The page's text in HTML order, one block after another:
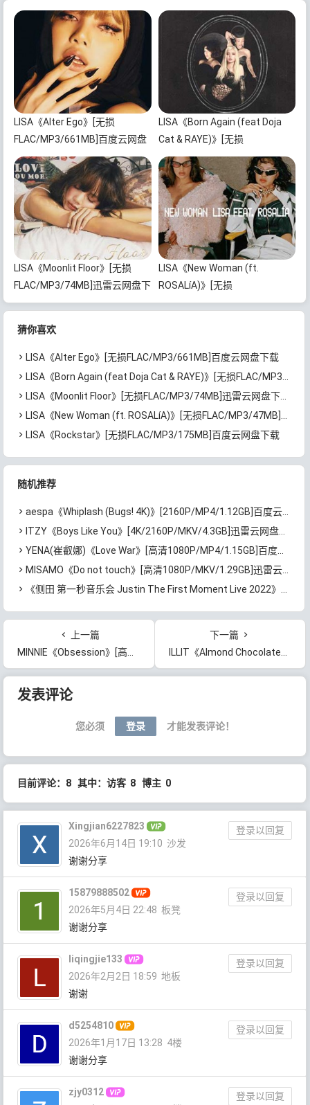
LISA《Alter Ego》[无损
FLAC/MP3/661MB]百度云网盘
下载
LISA《Born Again (feat Doja
Cat & RAYE)》[无损
FLAC/MP3/59MB]百度云网盘下
载
LISA《Moonlit Floor》[无损
FLAC/MP3/74MB]迅雷云网盘下
载
LISA《New Woman (ft.
ROSALíA)》[无损
FLAC/MP3/47MB]百度云网盘下
猜你喜欢
LISA《Alter Ego》[无损FLAC/MP3/661MB]百度云网盘下载
LISA《Born Again (feat Doja Cat & RAYE)》[无损FLAC/MP3/59MB]百度云网盘下载
LISA《Moonlit Floor》[无损FLAC/MP3/74MB]迅雷云网盘下载
LISA《New Woman (ft. ROSALíA)》[无损FLAC/MP3/47MB]百度云网盘下载
LISA《Rockstar》[无损FLAC/MP3/175MB]百度云网盘下载
随机推荐
aespa《Whiplash (Bugs! 4K)》[2160P/MP4/1.12GB]百度云网盘下载
ITZY《Boys Like You》[4K/2160P/MKV/4.3GB]迅雷云网盘下载
YENA(崔叡娜)《Love War》[高清1080P/MP4/1.15GB]百度云网盘下载
MISAMO《Do not touch》[高清1080P/MKV/1.29GB]迅雷云网盘下载
《侧田 第一秒音乐会 Justin The First Moment Live 2022》[BD原盘/ISO/45.4GB]百度云网盘下载
上一篇
MINNIE《Obsession》[高清4K/2160P/MP4/748MB]迅雷云网盘下载
下一篇
ILLIT《Almond Chocolate》[高清4K/2160P/MP4/1.54GB]迅雷云网盘下载
发表评论
您必须 登录 才能发表评论！
目前评论：8 其中：访客 8 博主 0
Xingjian6227823
登录以回复
2026年6月14日 19:10 沙发
谢谢分享
15879888502
登录以回复
2026年5月4日 22:48 板凳
谢谢分享
liqingjie133
登录以回复
2026年2月2日 18:59 地板
谢谢
d5254810
登录以回复
2026年1月17日 13:28 4楼
谢谢分享
zjy0312
登录以回复